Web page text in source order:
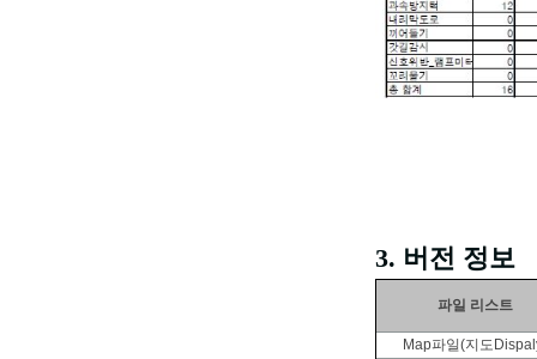
3. 버전 정보
파일 리스트
Map파일(지도